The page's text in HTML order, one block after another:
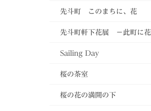
先斗町 このまちに、花
先斗町軒下花展 －此町に花
Sailing Day
桜の茶室
桜の花の満開の下